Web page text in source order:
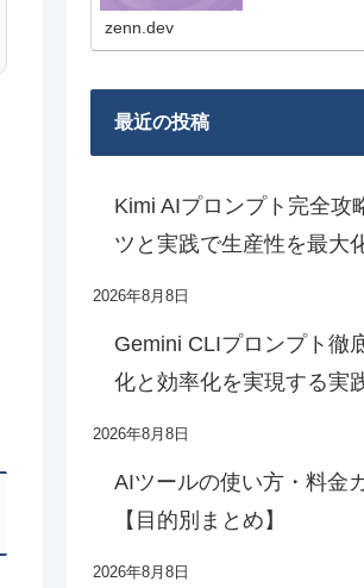
zenn.dev
最近の投稿
Kimi AIプロンプト完全攻
ツと実践で生産性を最大
2026年8月8日
Gemini CLIプロンプト徹
化と効率化を実現する実
2026年8月8日
AIツールの使い方・料金
【目的別まとめ】
2026年8月8日